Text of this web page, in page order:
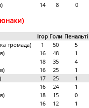
14 8 0
Ігор Голи Пенальті
громада) 1 50
5
16 48
1
18 35
4
16 25
1
17 25
1
16 24
1
18 15
0
16 12 1